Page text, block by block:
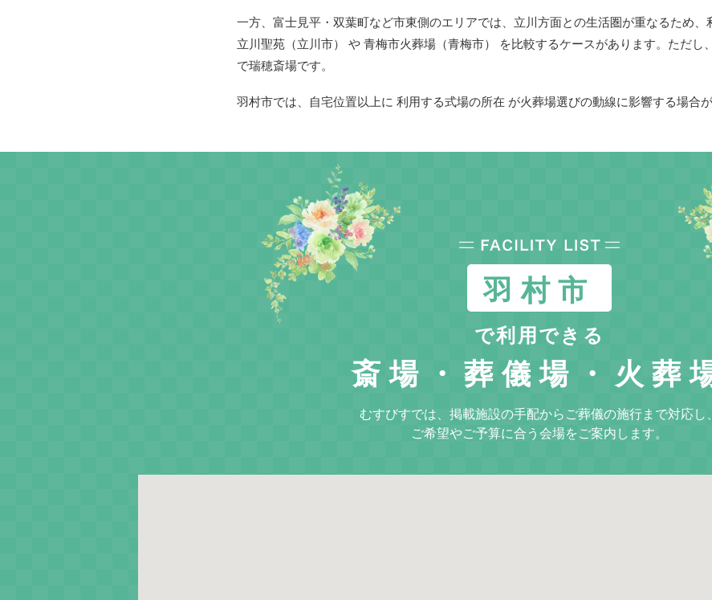
一方、富士見平・双葉町など市東側のエリアでは、立川方面との生活圏が重なるため、
立川聖苑（立川市） や 青梅市火葬場（青梅市） を比較するケースがあります。ただし
で瑞穂斎場です。
羽村市では、自宅位置以上に 利用する式場の所在 が火葬場選びの動線に影響する場合が
羽村市
で利用できる
斎場・葬儀場・火葬
むすびすでは、掲載施設の手配からご葬儀の施行まで対応し、
ご希望やご予算に合う会場をご案内します。